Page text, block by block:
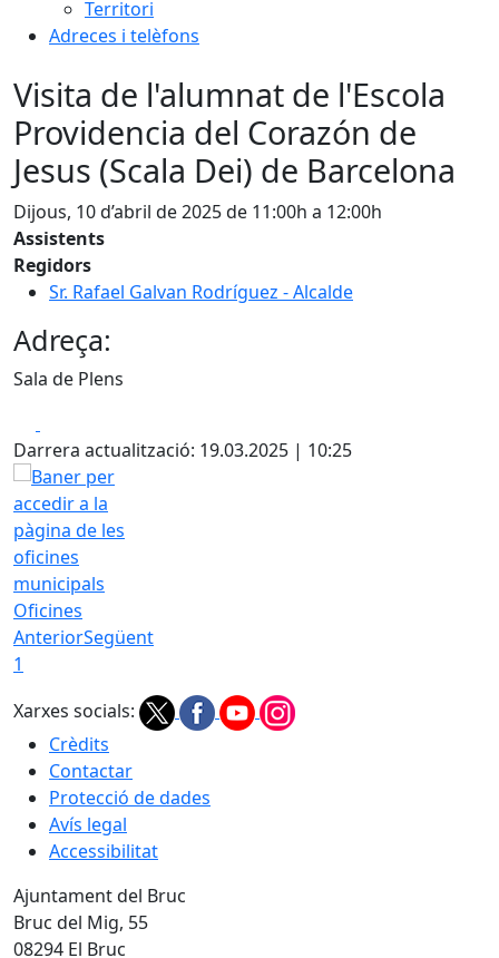
Territori
Adreces i telèfons
Visita de l'alumnat de l'Escola
Providencia del Corazón de
Jesus (Scala Dei) de Barcelona
Dijous, 10 d’abril de 2025 de 11:00h a 12:00h
Assistents
Regidors
Sr. Rafael Galvan Rodríguez - Alcalde
Adreça:
Sala de Plens
Darrera actualització: 19.03.2025 | 10:25
Oficines
AnteriorSegüent
1
Xarxes socials:
Crèdits
Contactar
Protecció de dades
Avís legal
Accessibilitat
Ajuntament del Bruc
Bruc del Mig, 55
08294 El Bruc